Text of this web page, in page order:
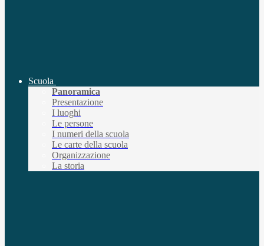
Scuola
Panoramica
Presentazione
I luoghi
Le persone
I numeri della scuola
Le carte della scuola
Organizzazione
La storia